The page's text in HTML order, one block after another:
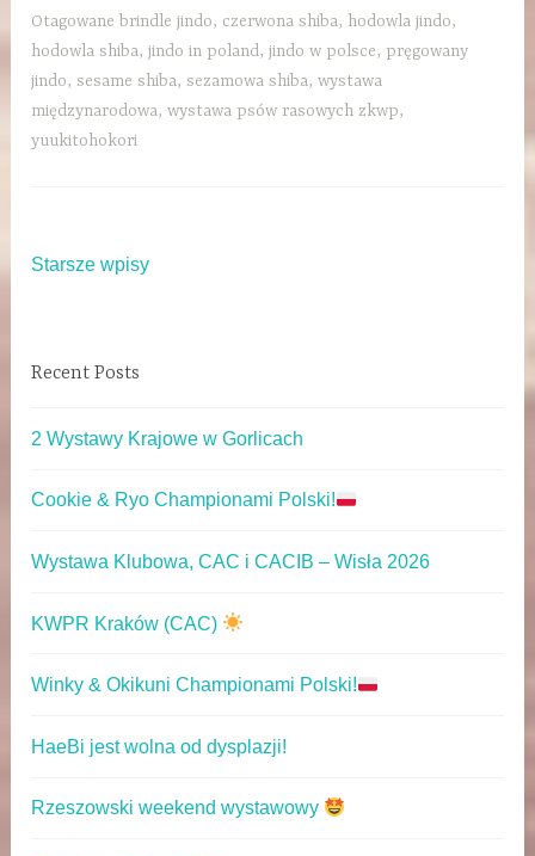
Otagowane brindle jindo, czerwona shiba, hodowla jindo,
hodowla shiba,jindo in poland,jindo w polsce, pręgowany
jindo,sesame shiba,sezamowa shiba,wystawa
międzynarodowa,wystawa psów rasowych zkwp,
yuukitohokori
Starsze wpisy
Recent Posts
2 Wystawy Krajowe w Gorlicach
Cookie & Ryo Championami Polski!
Wystawa Klubowa, CAC i CACIB – Wisła 2026
KWPR Kraków (CAC)
Winky & Okikuni Championami Polski!
HaeBi jest wolna od dysplazji!
Rzeszowski weekend wystawowy